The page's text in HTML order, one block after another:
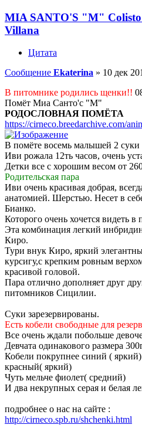
MIA SANTO'S "M"
Villana
Цитата
Сообщение Ekaterina » 10 дек
В питомнике родились щенки!!
Помёт Миа Санто'c "М"
РОДОСЛОВНАЯ ПОМЁТА
https://cirneco.breedarchive.com/
В помёте восемь малышей 2 суки
Иви рожала 12ть часов, очень
Детки все с хорошим весом от
Родительская пара
Иви очень красивая добрая,
анатомией. Шерстью. Несет в
Бианко.
Которого очень хочется видеть в
Эта комбинация легкий
Киро.
Тури внук Киро, яркий
курсигу,с крепким ровным
красивой головой.
Пара отлично дополняет друг
питомников Сицилии.
Суки зарезервированы.
Есть кобели свободные для
Все очень ждали побольше
Девчата одинакового размера
Кобели покрупнее синий ( яркий)
красный( яркий)
Чуть мельче фиолет( средний)
И два некрупных серая и белая
подробнее о нас на сайте :
http://cirneco.spb.ru/shchenki.html